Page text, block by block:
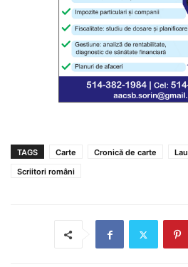
TAGS Carte Cronică de carte
Scriitori români